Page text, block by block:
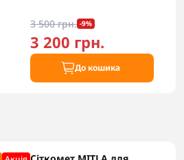
3 500 грн. -9%
3 200 грн.
До кошика